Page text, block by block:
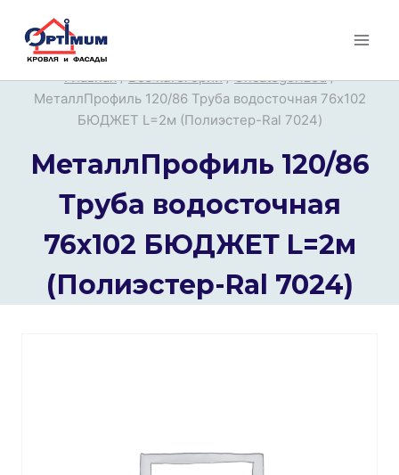
Перейти
Главная / Все категории / Uncategorized /
МеталлПрофиль 120/86 Труба водосточная 76х102
БЮДЖЕТ L=2м (Полиэстер-Ral 7024)
МеталлПрофиль 120/86
Труба водосточная
76х102 БЮДЖЕТ L=2м
(Полиэстер-Ral 7024)